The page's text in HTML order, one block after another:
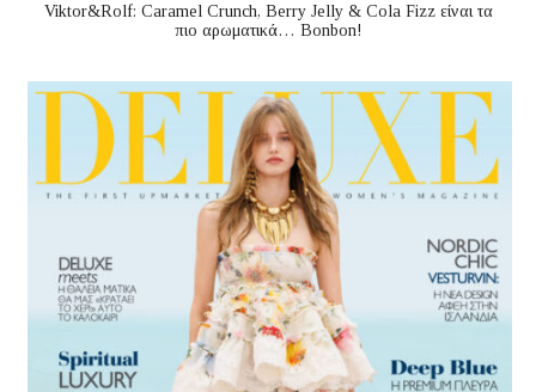
Viktor&Rolf: Caramel Crunch, Berry Jelly & Cola Fizz είναι τα
πιο αρωματικά… Bonbon!